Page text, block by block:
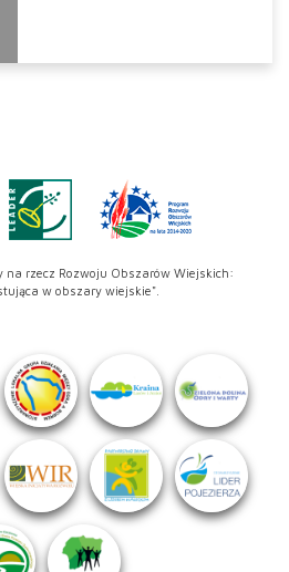
na rzecz Rozwoju Obszarów Wiejskich:
w obszary wiejskie".